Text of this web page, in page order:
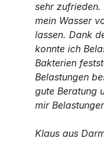
sehr zufrieden.
mein Wasser
lassen. Dank
konnte ich
Bakterien
Belastungen
gute Beratung
mir
Klaus aus